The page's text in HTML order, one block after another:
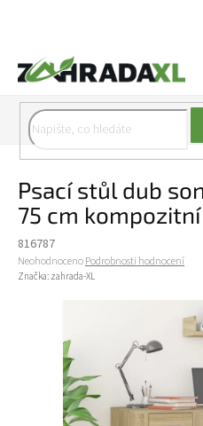
Psací stůl dub
75 cm
816787
Průměrné hodnocení produktu je 0,0
NeohodnocenoPodrobnosti hodnocení
Značka: zahrada-XL